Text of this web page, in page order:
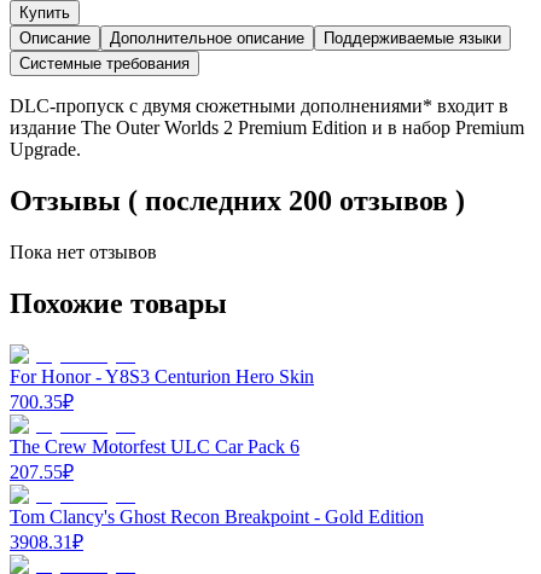
Купить
Описание
Дополнительное описание
Поддерживаемые языки
Системные требования
DLC-пропуск с двумя сюжетными дополнениями* входит в
издание The Outer Worlds 2 Premium Edition и в набор Premium
Upgrade.
Отзывы ( последних 200 отзывов )
Пока нет отзывов
Похожие товары
For Honor - Y8S3 Centurion Hero Skin
700.35₽
The Crew Motorfest ULC Car Pack 6
207.55₽
Tom Clancy's Ghost Recon Breakpoint - Gold Edition
3908.31₽